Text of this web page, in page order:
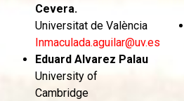
Cevera.
Universitat de València
Inmaculada.aguilar@uv.es
Eduard Alvarez Palau
University of
Cambridge